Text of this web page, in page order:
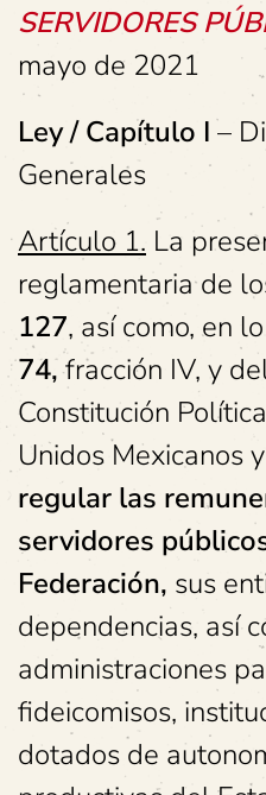
SERVIDORES
mayo de 2021
Ley / Capítulo I–
Generales
Artículo 1. La
reglamentaria de
127, así como, en
74,fracción IV, y
Constitución
Unidos Mexicanos
regular las
servidores
Federación, sus
dependencias, así
administraciones
fideicomisos,
dotados de